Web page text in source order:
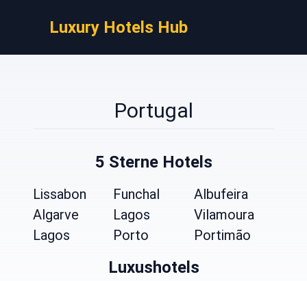
Luxury Hotels Hub
Portugal
5 Sterne Hotels
Lissabon Funchal
Albufeira
Algarve
Lagos
Vilamoura
Lagos
Porto Portimão
Luxushotels